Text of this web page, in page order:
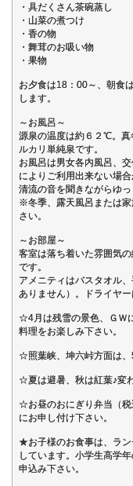
・具だくさん茶碗蒸し
・山菜の煮つけ
・香の物
・舞茸のお吸い物
・果物
お夕食は18：00～、朝食
します。
～お風呂～
源泉の温度は約６２℃。真
ルカリ単純泉です。
お風呂は男女各内風呂、
によりご利用出来ない場
清流の音を聞きながらゆ
※冬季、露天風呂または
さい。
～お部屋～
客室は落ち着いた雰囲気
です。
アメニティはバスタオル
ありません）。ドライヤー
☆4月は残雪の景色、ＧＷ
料理をお楽しみ下さい。
☆照葉峡、坤六峠方面は、
☆夏は避暑、秋は紅葉♪変
☆お昼のおにぎり弁当（
にお申し付け下さい。
★お子様のお食事は、ラ
しています。小学生高学
申込み下さい。